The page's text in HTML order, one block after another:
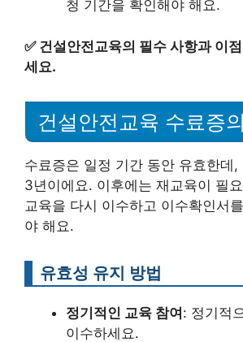
청 기간을 확인해야 해요.
✅ 건설안전교육의 필수 사항과 이
세요.
건설안전교육 수료증
수료증은 일정 기간 동안 유효한데,
3년이에요. 이후에는 재교육이 필
교육을 다시 이수하고 이수확인서
야 해요.
유효성 유지 방법
정기적인 교육 참여: 정기적
이수하세요.